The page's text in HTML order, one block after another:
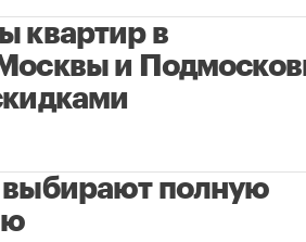
квартир в
и
выбирают полную